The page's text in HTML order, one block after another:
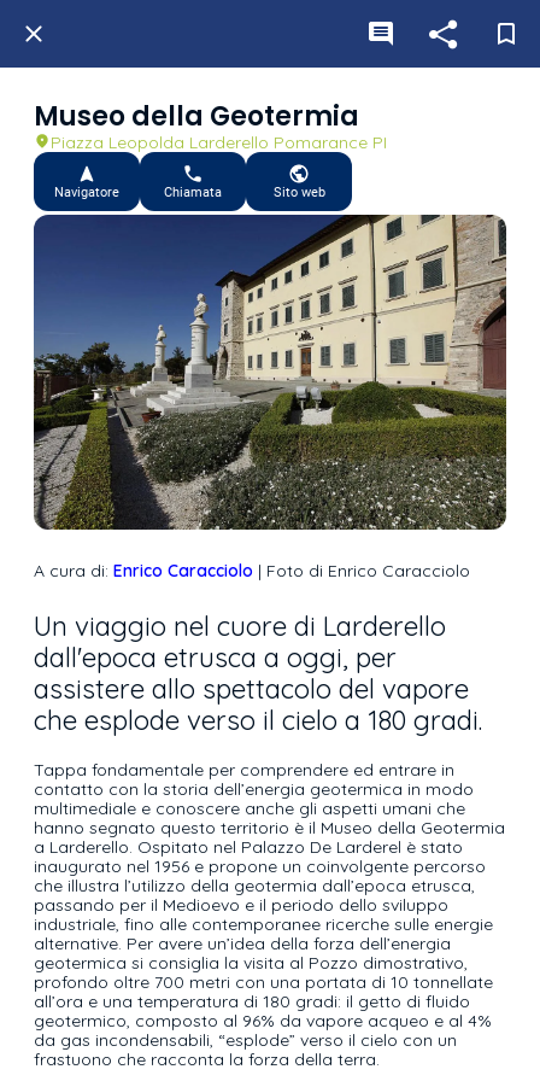
Museo della Geotermia
Piazza Leopolda Larderello Pomarance PI
Navigatore Chiamata Sito web
A cura di: Enrico Caracciolo | Foto di Enrico Caracciolo
Un viaggio nel cuore di Larderello
dall'epoca etrusca a oggi, per
assistere allo spettacolo del vapore
che esplode verso il cielo a 180 gradi.
Tappa fondamentale per comprendere ed entrare in
contatto con la storia dell’energia geotermica in modo
multimediale e conoscere anche gli aspetti umani che
hanno segnato questo territorio è il Museo della Geotermia
a Larderello. Ospitato nel Palazzo De Larderel è stato
inaugurato nel 1956 e propone un coinvolgente percorso
che illustra l’utilizzo della geotermia dall’epoca etrusca,
passando per il Medioevo e il periodo dello sviluppo
industriale, fino alle contemporanee ricerche sulle energie
alternative. Per avere un’idea della forza dell’energia
geotermica si consiglia la visita al Pozzo dimostrativo,
profondo oltre 700 metri con una portata di 10 tonnellate
all’ora e una temperatura di 180 gradi: il getto di fluido
geotermico, composto al 96% da vapore acqueo e al 4%
da gas incondensabili, “esplode” verso il cielo con un
frastuono che racconta la forza della terra.